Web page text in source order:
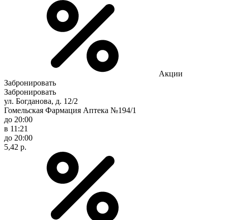
Акции
Забронировать
Забронировать
ул. Богданова, д. 12/2
Гомельская Фармация Аптека №194/1
до 20:00
в 11:21
до 20:00
5,42 р.